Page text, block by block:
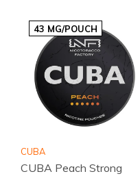
43 MG/POUCH
CUBA
CUBA Peach Strong